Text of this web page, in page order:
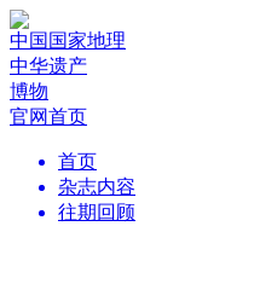
中国国家地理
中华遗产
博物
官网首页
首页
杂志内容
往期回顾